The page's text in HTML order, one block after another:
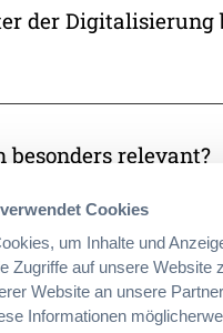
Cookies
um Inhalte und
Zugriffe auf unsere
Website an unsere
Informationen
der Digitalisierung
besonders relevant?
von den